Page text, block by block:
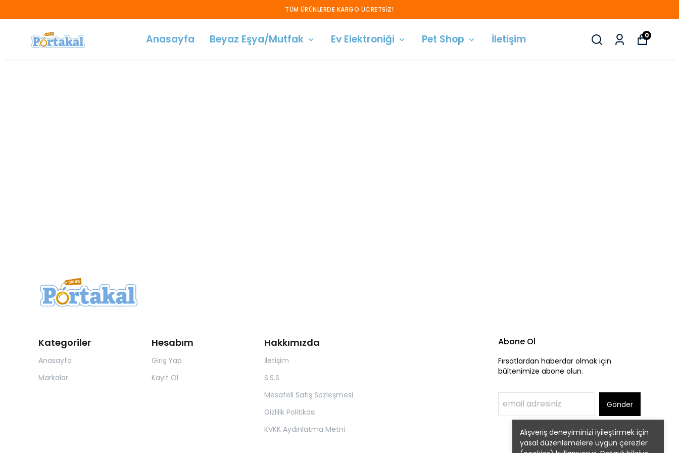
TÜM ÜRÜNLERDE KARGO ÜCRETSIZ!
Anasayfa Beyaz Eşya/Mutfak Ev Elektroniği Pet Shop İletişim 0
Alışveriş deneyiminizi iyileştirmek için
yasal düzenlemelere uygun çerezler
Kategoriler
Anasayfa
Markalar
Hesabım
Giriş Yap
Kayıt Ol
Hakkımızda
İletişim
S.S.S
Mesafeli Satış Sözleşmesi
Gizlilik Politikası
KVKK Aydınlatma Metni
Abone Ol
Fırsatlardan haberdar olmak için
bültenimize abone olun.
Gönder